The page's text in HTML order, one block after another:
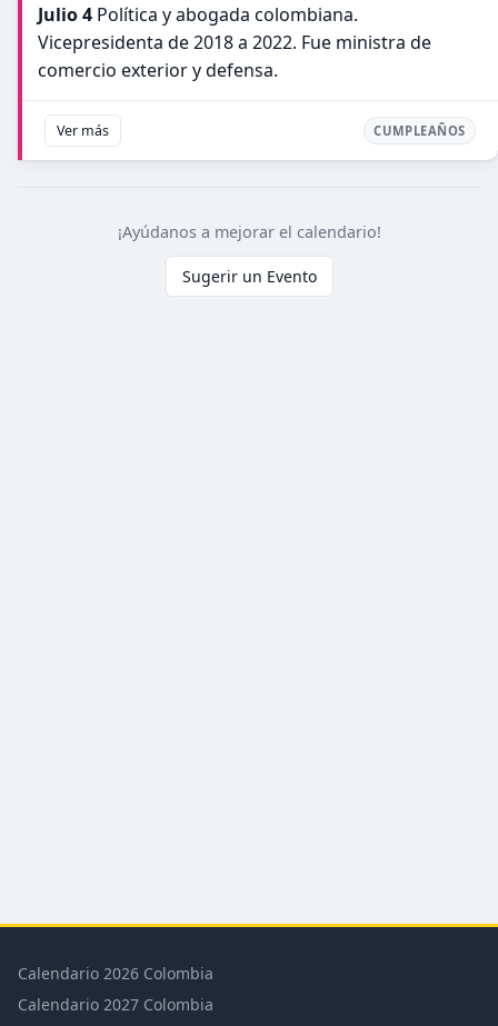
Julio 4 Política y abogada colombiana.
Vicepresidenta de 2018 a 2022. Fue ministra de
comercio exterior y defensa.
Ver más CUMPLEAÑOS
¡Ayúdanos a mejorar el calendario!
Sugerir un Evento
Calendario 2026 Colombia
Calendario 2027 Colombia